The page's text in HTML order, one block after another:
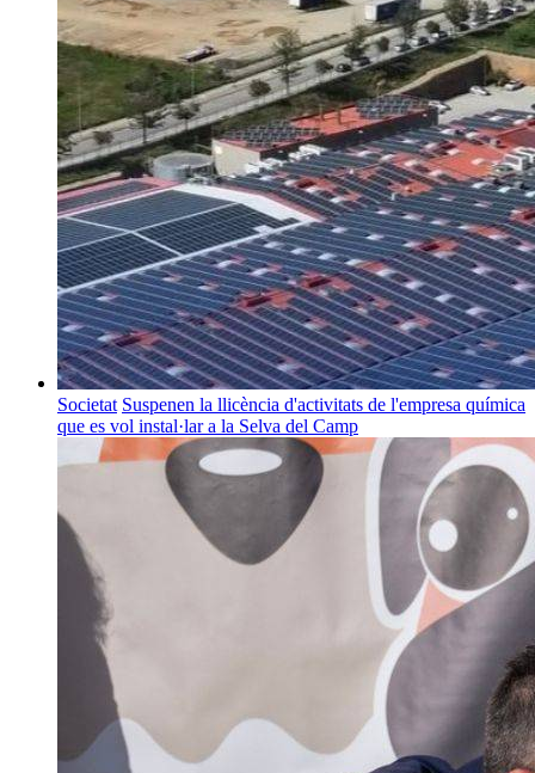
Societat Suspenen la llicència d'activitats de l'empresa química
que es vol instal·lar a la Selva del Camp